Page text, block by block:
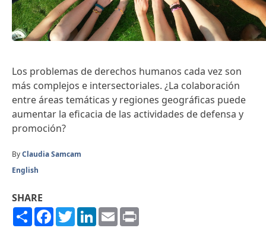
Los problemas de derechos humanos cada vez son
más complejos e intersectoriales. ¿La colaboración
entre áreas temáticas y regiones geográficas puede
aumentar la eficacia de las actividades de defensa y
promoción?
ByClaudia Samcam
English
SHARE
ShareFacebook
TwitterLinkedIn
Email